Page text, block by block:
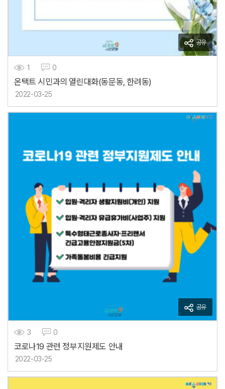
공유
1 0
온택트 시민과의 열린대화(동문동, 한려동)
2022-03-25
공유
3 0
코로나19 관련 정부지원제도 안내
2022-03-25